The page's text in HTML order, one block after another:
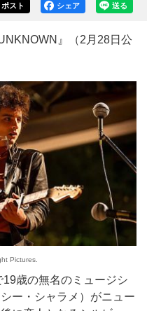
送る
シェア
ポスト
』（2月28日公
Pictures.
歳の無名のミュージシ
ー・シャラメ）がニュー